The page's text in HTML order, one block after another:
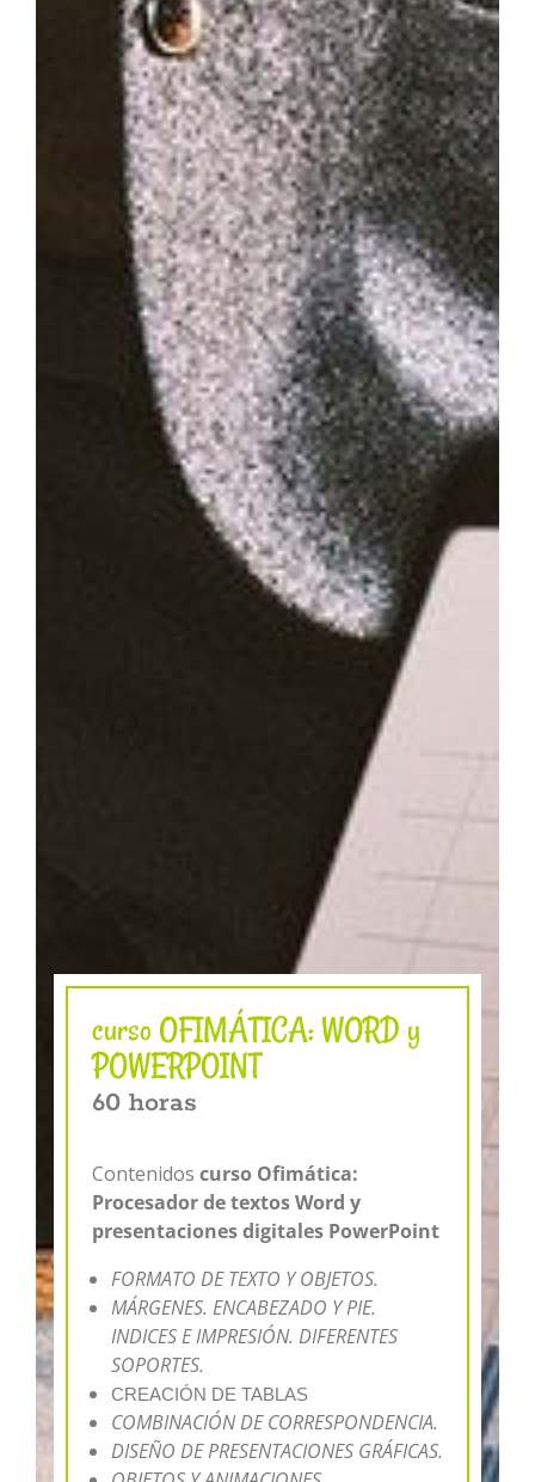
curso OFIMÁTICA: WORD y
POWERPOINT
60 horas
Contenidos curso Ofimática:
Procesador de textos Word y
presentaciones digitales PowerPoint
FORMATO DE TEXTO Y OBJETOS.
MÁRGENES. ENCABEZADO Y PIE.
INDICES E IMPRESIÓN. DIFERENTES
SOPORTES.
CREACIÓN DE TABLAS
COMBINACIÓN DE CORRESPONDENCIA.
DISEÑO DE PRESENTACIONES GRÁFICAS.